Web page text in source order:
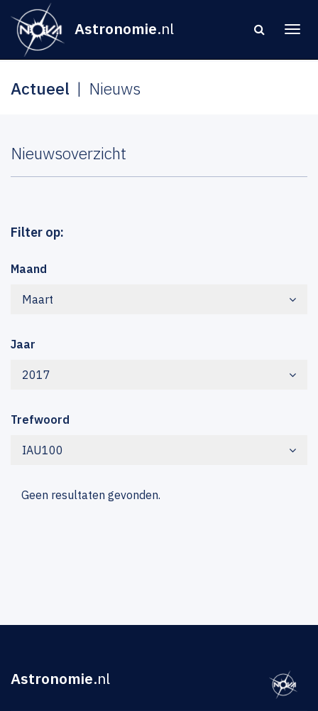
Astronomie.nl
Actueel Nieuws
Nieuwsoverzicht
Filter op:
Maand
Maart
Jaar
2017
Trefwoord
IAU100
Geen resultaten gevonden.
Astronomie.nl